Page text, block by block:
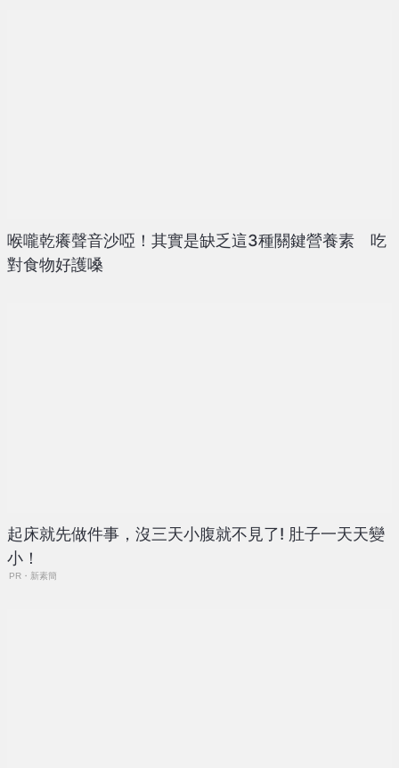
喉嚨乾癢聲音沙啞！其實是缺乏這3種關鍵營養素 吃
對食物好護嗓
起床就先做件事，沒三天小腹就不見了! 肚子一天天變
小！
PR・新素簡